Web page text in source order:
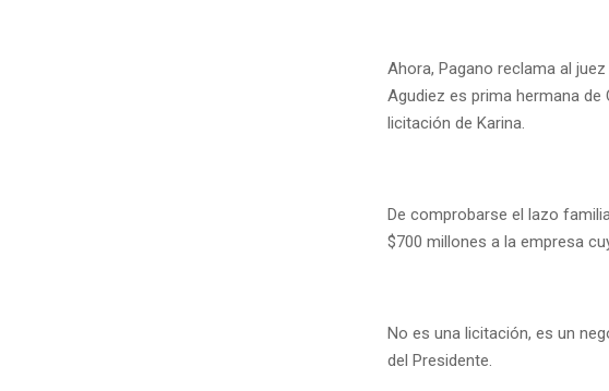
Ahora, Pagano reclama al
Agudiez es prima hermana
licitación de Karina.
De comprobarse el lazo
$700 millones a la empresa
No es una licitación, es un
del Presidente.